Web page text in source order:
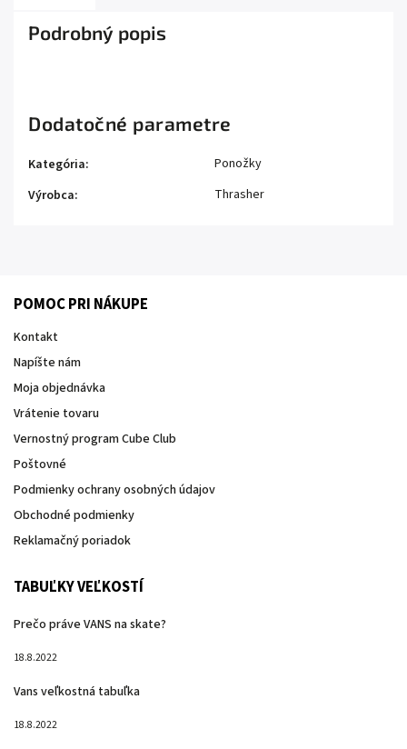
Podrobný popis
Dodatočné parametre
Kategória:
Ponožky
Výrobca: Thrasher
POMOC PRI NÁKUPE
Kontakt
Napíšte nám
Moja objednávka
Vrátenie tovaru
Vernostný program Cube Club
Poštovné
Podmienky ochrany osobných údajov
Obchodné podmienky
Reklamačný poriadok
TABUĽKY VEĽKOSTÍ
Prečo práve VANS na skate?
18.8.2022
Vans veľkostná tabuľka
18.8.2022